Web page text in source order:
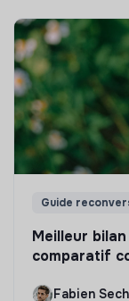
Guide
Meilleur
comparatif
Fabien